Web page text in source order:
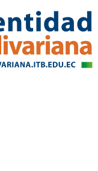
El idioma actual es: